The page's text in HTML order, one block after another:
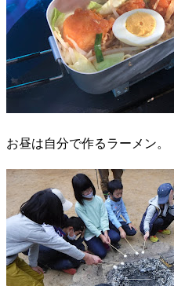
お昼は自分で作るラーメン。